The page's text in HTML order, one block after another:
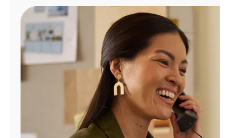
Administrar
cuenta
Encuentra
tienda